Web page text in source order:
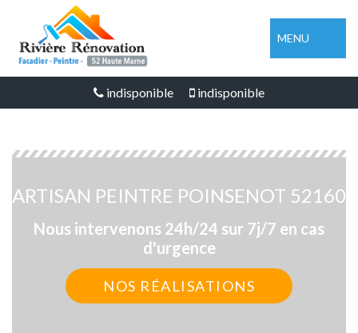
MENU
indisponible indisponible
ARTISAN PEINTRE POINSENOT 52160
Nous intervenons 24h/24 sur 7j/7 en cas
d'urgence
NOS RÉALISATIONS